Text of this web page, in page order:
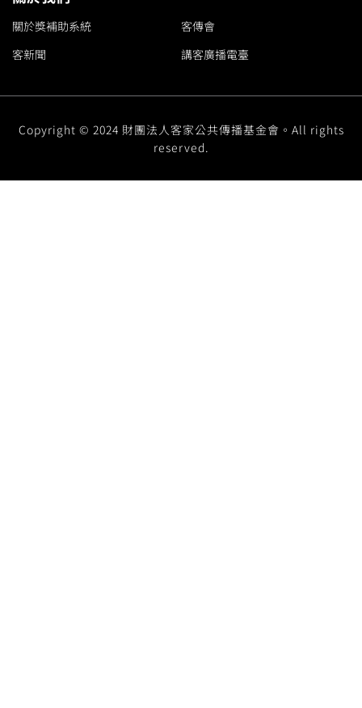
關於獎補助系統
客傳會
客新聞
講客廣播電臺
Copyright © 2024 財團法人客家公共傳播基金會。All rights
reserved.